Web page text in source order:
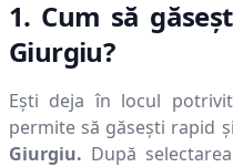
1. Cum să
Giurgiu?
Ești deja în locul
permite să găsești rapid
Giurgiu. După